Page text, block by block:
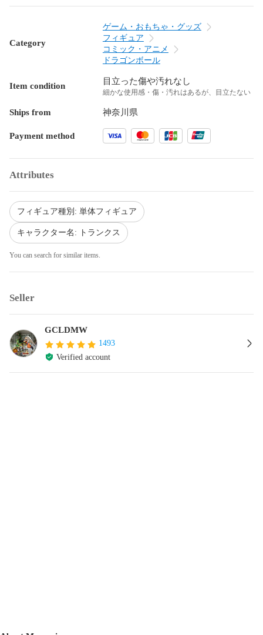
Category
ゲーム・おもちゃ・グッズ
フィギュア
コミック・アニメ
ドラゴンボール
Item condition 目立った傷や汚れなし
細かな使用感・傷・汚れはあるが、目立たない
Ships from 神奈川県
Payment method
Attributes
フィギュア種別: 単体フィギュア
キャラクター名: トランクス
You can search for similar items.
Seller
GCLDMW
1493
Verified account